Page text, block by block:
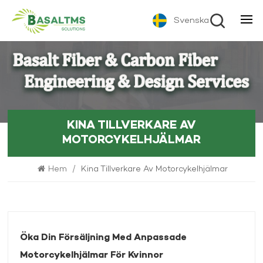
Svenska
KINA TILLVERKARE AV
MOTORCYKELHJÄLMAR
Hem / Kina Tillverkare Av Motorcykelhjälmar
Öka Din Försäljning Med Anpassade
Motorcykelhjälmar För Kvinnor